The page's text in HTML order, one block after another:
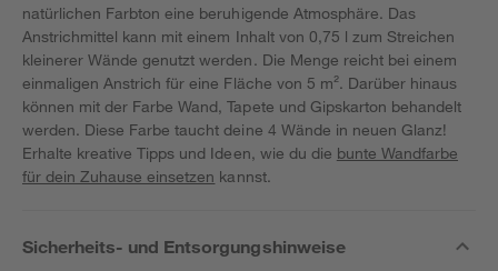
natürlichen Farbton eine beruhigende Atmosphäre. Das
Anstrichmittel kann mit einem Inhalt von 0,75 l zum Streichen
kleinerer Wände genutzt werden. Die Menge reicht bei einem
einmaligen Anstrich für eine Fläche von 5 m². Darüber hinaus
können mit der Farbe Wand, Tapete und Gipskarton behandelt
werden. Diese Farbe taucht deine 4 Wände in neuen Glanz!
Erhalte kreative Tipps und Ideen, wie du die bunte Wandfarbe
für dein Zuhause einsetzen kannst.
Sicherheits- und Entsorgungshinweise